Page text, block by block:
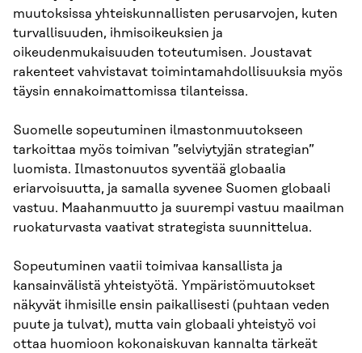
muutoksissa yhteiskunnallisten perusarvojen, kuten
turvallisuuden, ihmisoikeuksien ja
oikeudenmukaisuuden toteutumisen. Joustavat
rakenteet vahvistavat toimintamahdollisuuksia myös
täysin ennakoimattomissa tilanteissa.
Suomelle sopeutuminen ilmastonmuutokseen
tarkoittaa myös toimivan ”selviytyjän strategian”
luomista. Ilmastonuutos syventää globaalia
eriarvoisuutta, ja samalla syvenee Suomen globaali
vastuu. Maahanmuutto ja suurempi vastuu maailman
ruokaturvasta vaativat strategista suunnittelua.
Sopeutuminen vaatii toimivaa kansallista ja
kansainvälistä yhteistyötä. Ympäristömuutokset
näkyvät ihmisille ensin paikallisesti (puhtaan veden
puute ja tulvat), mutta vain globaali yhteistyö voi
ottaa huomioon kokonaiskuvan kannalta tärkeät